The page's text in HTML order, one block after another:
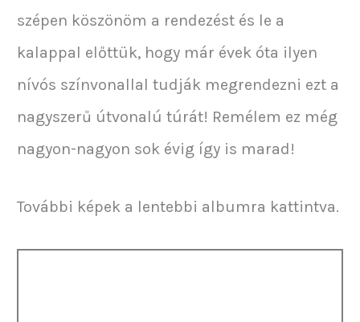
szépen köszönöm a rendezést és le a
kalappal előttük, hogy már évek óta ilyen
nívós színvonallal tudják megrendezni ezt a
nagyszerű útvonalú túrát! Remélem ez még
nagyon-nagyon sok évig így is marad!
További képek a lentebbi albumra kattintva.